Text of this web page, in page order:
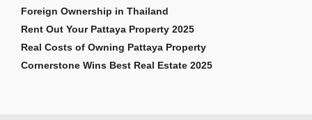
Foreign Ownership in Thailand
Rent Out Your Pattaya Property 2025
Real Costs of Owning Pattaya Property
Cornerstone Wins Best Real Estate 2025